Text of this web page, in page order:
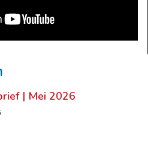
| Mei 2026